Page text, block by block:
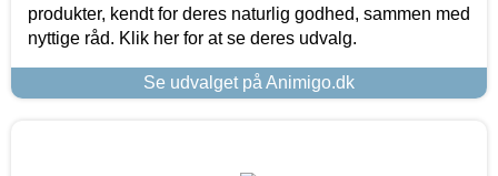
produkter, kendt for deres naturlig godhed, sammen med
nyttige råd. Klik her for at se deres udvalg.
Se udvalget på Animigo.dk